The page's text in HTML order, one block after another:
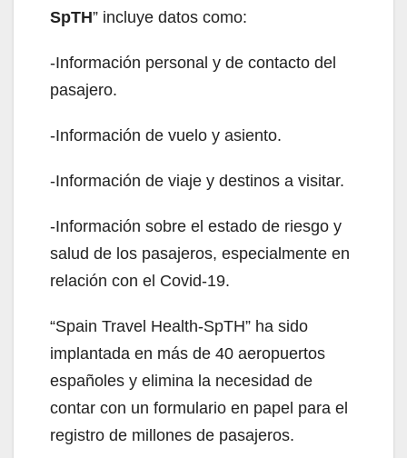
SpTH” incluye datos como:
-Información personal y de contacto del
pasajero.
-Información de vuelo y asiento.
-Información de viaje y destinos a visitar.
-Información sobre el estado de riesgo y
salud de los pasajeros, especialmente en
relación con el Covid-19.
“Spain Travel Health-SpTH” ha sido
implantada en más de 40 aeropuertos
españoles y elimina la necesidad de
contar con un formulario en papel para el
registro de millones de pasajeros.